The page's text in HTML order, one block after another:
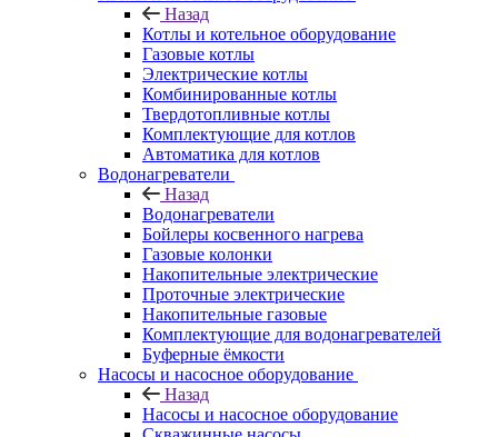
Назад
Котлы и котельное оборудование
Газовые котлы
Электрические котлы
Комбинированные котлы
Твердотопливные котлы
Комплектующие для котлов
Автоматика для котлов
Водонагреватели
Назад
Водонагреватели
Бойлеры косвенного нагрева
Газовые колонки
Накопительные электрические
Проточные электрические
Накопительные газовые
Комплектующие для водонагревателей
Буферные ёмкости
Насосы и насосное оборудование
Назад
Насосы и насосное оборудование